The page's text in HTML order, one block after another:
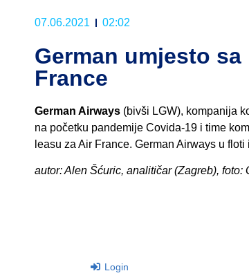
07.06.2021 02:02
German umjesto
France
German Airways (bivši LGW), kompanija
na početku pandemije Covida-19 i time
leasu za Air France. German Airways u
autor: Alen Šćuric, analitičar (Zagreb), foto:
Login